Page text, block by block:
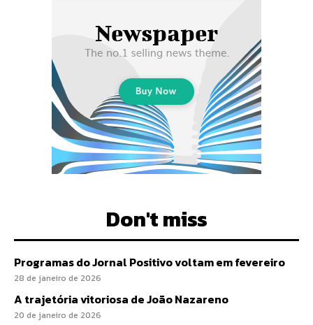
Don't miss
Programas do Jornal Positivo voltam em fevereiro
28 de janeiro de 2026
A trajetória vitoriosa de João Nazareno
20 de janeiro de 2026